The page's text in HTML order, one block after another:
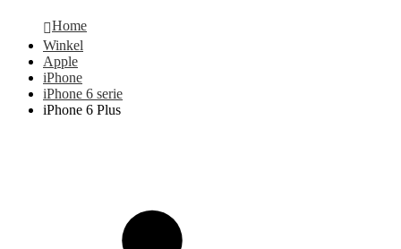
Home
Winkel
Apple
iPhone
iPhone 6 serie
iPhone 6 Plus